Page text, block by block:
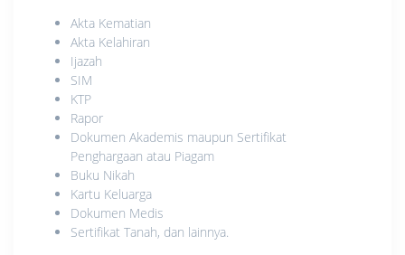
Akta Kematian
Akta Kelahiran
Ijazah
SIM
KTP
Rapor
Dokumen Akademis maupun Sertifikat
Penghargaan atau Piagam
Buku Nikah
Kartu Keluarga
Dokumen Medis
Sertifikat Tanah, dan lainnya.